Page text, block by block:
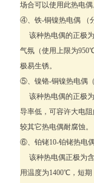
场合可以使用此热电偶
④、铁-铜镍热电偶 （
该种热电偶的正极为
气氛（使用上限为
极易生锈。
⑤、镍铬-铜镍热电偶
该种热电偶的正极为
导率低，可容许大电
较其它热电偶耐腐蚀。
⑥、铂铑10-铂铑热电
该种热电偶正极为含
用温度为1400℃，短